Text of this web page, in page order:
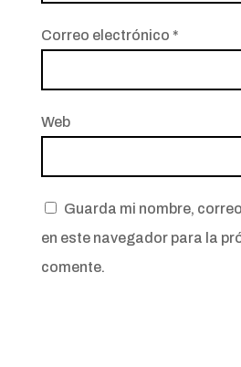
Correo electrónico *
Web
Guarda mi nombre,
en este navegador para la
comente.